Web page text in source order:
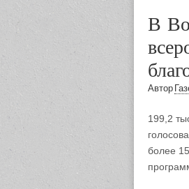
В
Автор
199,2
более